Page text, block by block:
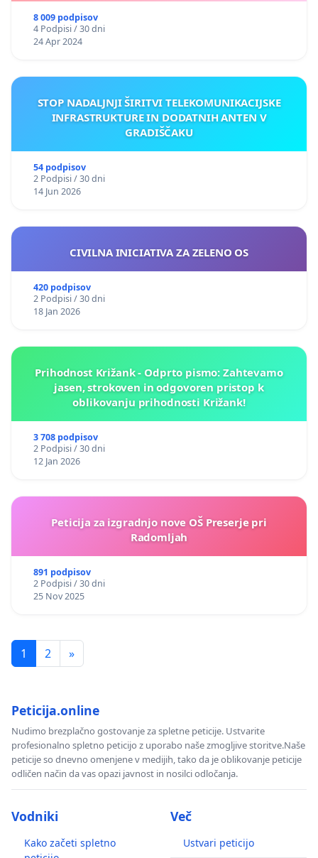
8 009 podpisov
4 Podpisi / 30 dni
24 Apr 2024
STOP NADALJNJI ŠIRITVI TELEKOMUNIKACIJSKE
INFRASTRUKTURE IN DODATNIH ANTEN V
GRADIŠČAKU
54 podpisov
2 Podpisi / 30 dni
14 Jun 2026
CIVILNA INICIATIVA ZA ZELENO OS
420 podpisov
2 Podpisi / 30 dni
18 Jan 2026
Prihodnost Križank - Odprto pismo: Zahtevamo
jasen, strokoven in odgovoren pristop k
oblikovanju prihodnosti Križank!
3 708 podpisov
2 Podpisi / 30 dni
12 Jan 2026
Peticija za izgradnjo nove OŠ Preserje pri
Radomljah
891 podpisov
2 Podpisi / 30 dni
25 Nov 2025
1 2 »
Peticija.online
Nudimo brezplačno gostovanje za spletne peticije. Ustvarite
profesionalno spletno peticijo z uporabo naše zmogljive storitve.Naše
peticije so dnevno omenjene v medijih, tako da je oblikovanje peticije
odličen način da vas opazi javnost in nosilci odločanja.
Vodniki
Kako začeti spletno
Več
Ustvari peticijo